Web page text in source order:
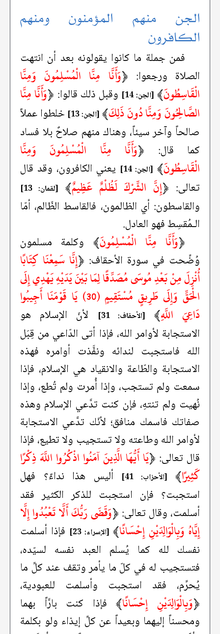
الجن منهم المؤمنون ومنهم
الكافرون
فمن جملة ما كانوا يقولونه بعد أن انتهت
الصلاة ورجعوا: ﴿وَأَنَّا مِنَّا الْمُسْلِمُونَ وَمِنَّا
الْقَاسِطُونَ﴾ [الجن: 14] وقبل ذلك قالوا: ﴿وَأَنَّا مِنَّا
الصَّالِحُونَ وَمِنَّا دُونَ ذَلِكَ﴾ [الجن: 13]
خلطوا عملاً
صالحاً وآخر سيئاً، وهناك منهم صلاحٌ بلا فساد
كما قال: ﴿وَأَنَّا مِنَّا الْمُسْلِمُونَ وَمِنَّا
الْقَاسِطُونَ﴾ [الجن: 14]
يعني الكافرون، وقد قال
تعالى: ﴿إِنَّ الشِّرْكَ لَظُلْمٌ عَظِيمٌ﴾ [لقمان: 13]
والقاسطون: أي الظالمون، فالقاسط الظّالم، أمّا
الـمُقسِط فهو العادل.
﴿وَأَنَّا مِنَّا الْمُسْلِمُونَ﴾ وكلمة مسلمون
وُضِّحت في سورة الأحقاف: ﴿إِنَّا سَمِعْنَا كِتَابًا
أُنْزِلَ مِنْ بَعْدِ مُوسَى مُصَدِّقًا لِمَا بَيْنَ يَدَيْهِ يَهْدِي إِلَى
الْحَقِّ وَإِلَى طَرِيقٍ مُسْتَقِيمٍ (30) يَا قَوْمَنَا أَجِيبُوا
دَاعِيَ اللَّهِ﴾ [الأحقاف: 31]
لأنّ الإسلام هو
الاستجابة لأوامر الله، فإذا أتى الدّاعي من قِبَل
الله فاستجبت لندائه ونفَّذت أوامره فهذه
الاستجابة والطّاعة والانقياد هي الإسلام، فإذا
سمعت ولم تستجب، وإذا أُمرت ولم تُطع، وإذا
نُهيت ولم تنتهِ، فإن كنت تدَّعي الإسلام وهذه
صفاتك فاسمك منافق؛ لأنّك تدَّعي الاستجابة
لأوامر الله وطاعته ولا تستجيب ولا تطيع، فإذا
قال تعالى: ﴿يَا أَيُّهَا الَّذِينَ آمَنُوا اذْكُرُوا اللَّهَ ذِكْرًا
كَثِيرًا﴾ [الأحزاب: 41]
أليس هذا نداءً؟ فهل
استجبت؟ فإن استجبت للذكر الكثير فقد
أسلمت، وقال تعالى: ﴿وَقَضَى رَبُّكَ أَلَّا تَعْبُدُوا إِلَّا
إِيَّاهُ وَبِالْوَالِدَيْنِ إِحْسَانًا﴾ [الإسراء: 23]
فإذا أسلمت
نفسك لله كما يُسلم العبد نفسه لسيّده،
فتستجيب له في كلّ ما يأمر وتقف عند كلِّ ما
يُحرِّم، فقد استجبت وأسلمت للعبودية،
﴿وَبِالْوَالِدَيْنِ إِحْسَانًا﴾فإذا كنت بارَّاً بهما
ومحسناً إليهما وبعيداً عن كلِّ إيذاء ولو بكلمة